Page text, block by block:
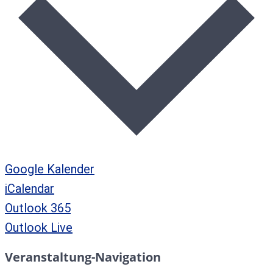
Google Kalender
iCalendar
Outlook 365
Outlook Live
Veranstaltung-Navigation